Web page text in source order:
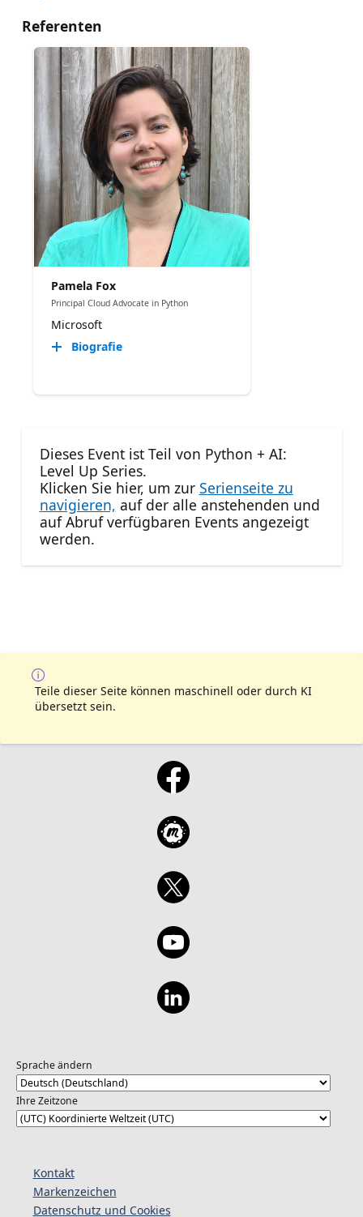
Referenten
Pamela Fox
Principal Cloud Advocate in Python
Microsoft
Biografie
Dieses Event ist Teil von Python + AI:
Level Up Series.
Klicken Sie hier, um zur Serienseite zu
navigieren, auf der alle anstehenden und
auf Abruf verfügbaren Events angezeigt
werden.
Teile dieser Seite können maschinell oder durch KI
übersetzt sein.
Sprache ändern
Ihre Zeitzone
Kontakt
Markenzeichen
Datenschutz und Cookies